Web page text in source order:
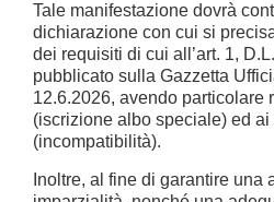
Tale manifestazione dovrà
dichiarazione con cui si
dei requisiti di cui all’art. 1,
pubblicato sulla Gazzetta
12.6.2026, avendo particolare
(iscrizione albo speciale) ed ai
(incompatibilità).
Inoltre, al fine di garantire